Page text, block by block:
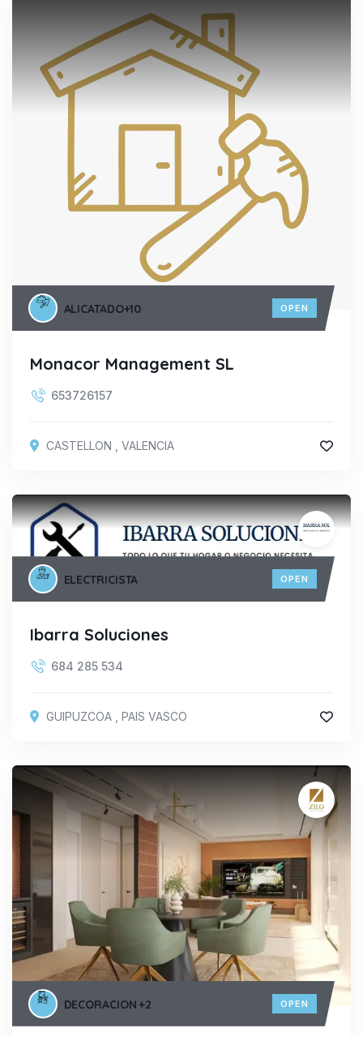
ALICATADO+10 OPEN
Monacor Management SL
653726157
CASTELLON VALENCIA
ELECTRICISTA OPEN
Ibarra Soluciones
684 285 534
GUIPUZCOA PAIS VASCO
DECORACION +2 OPEN